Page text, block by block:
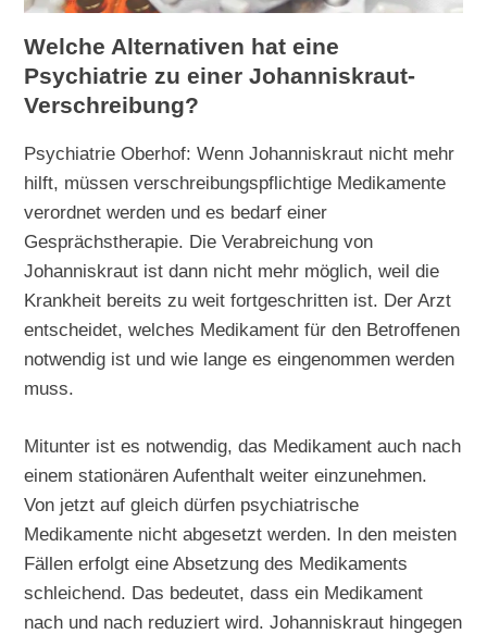
Welche Alternativen hat eine
Psychiatrie zu einer Johanniskraut-
Verschreibung?
Psychiatrie Oberhof: Wenn Johanniskraut nicht mehr
hilft, müssen verschreibungspflichtige Medikamente
verordnet werden und es bedarf einer
Gesprächstherapie. Die Verabreichung von
Johanniskraut ist dann nicht mehr möglich, weil die
Krankheit bereits zu weit fortgeschritten ist. Der Arzt
entscheidet, welches Medikament für den Betroffenen
notwendig ist und wie lange es eingenommen werden
muss.
Mitunter ist es notwendig, das Medikament auch nach
einem stationären Aufenthalt weiter einzunehmen.
Von jetzt auf gleich dürfen psychiatrische
Medikamente nicht abgesetzt werden. In den meisten
Fällen erfolgt eine Absetzung des Medikaments
schleichend. Das bedeutet, dass ein Medikament
nach und nach reduziert wird. Johanniskraut hingegen